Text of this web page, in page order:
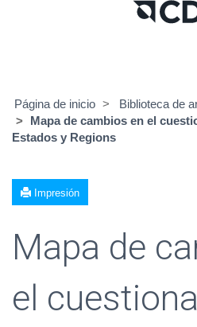
Página de inicio
Biblioteca de
Mapa de cambios en el
Estados y Regions
Impresión
Mapa de
el